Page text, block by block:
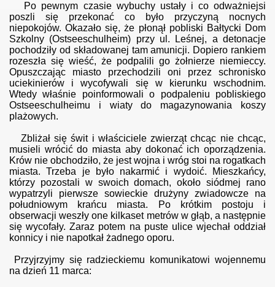
Po pewnym czasie wybuchy ustały i co odważniejsi
poszli się przekonać co było przyczyną nocnych
niepokojów. Okazało się, że płonął pobliski Bałtycki Dom
Szkolny (Ostseeschulheim) przy ul. Leśnej, a detonacje
pochodziły od składowanej tam amunicji. Dopiero rankiem
rozeszła się wieść, że podpalili go żołnierze niemieccy.
Opuszczając miasto przechodzili oni przez schronisko
uciekinierów i wycofywali się w kierunku wschodnim.
Wtedy właśnie poinformowali o podpaleniu pobliskiego
Ostseeschulheimu i wiaty do magazynowania koszy
plażowych.
Zbliżał się świt i właściciele zwierząt chcąc nie chcąc,
musieli wrócić do miasta aby dokonać ich oporządzenia.
Krów nie obchodziło, że jest wojna i wróg stoi na rogatkach
miasta. Trzeba je było nakarmić i wydoić. Mieszkańcy,
którzy pozostali w swoich domach, około siódmej rano
wypatrzyli pierwsze sowieckie drużyny zwiadowcze na
południowym krańcu miasta. Po krótkim postoju i
obserwacji weszły one kilkaset metrów w głąb, a następnie
się wycofały. Zaraz potem na puste ulice wjechał oddział
konnicy i nie napotkał żadnego oporu.
Przyjrzyjmy się radzieckiemu komunikatowi wojennemu
na dzień 11 marca: